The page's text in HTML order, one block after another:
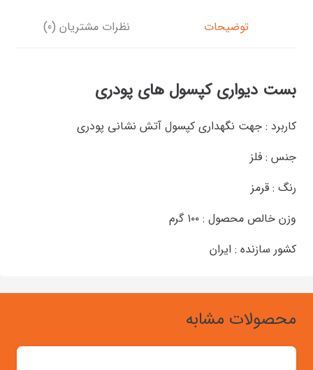
توضیحات نظرات مشتریان (0)
بست دیواری کپسول های پودری
کاربرد : جهت نگهداری کپسول آتش نشانی پودری
جنس : فلز
رنگ : قرمز
وزن خالص محصول : ۱۰۰ گرم
کشور سازنده : ایران
محصولات مشابه